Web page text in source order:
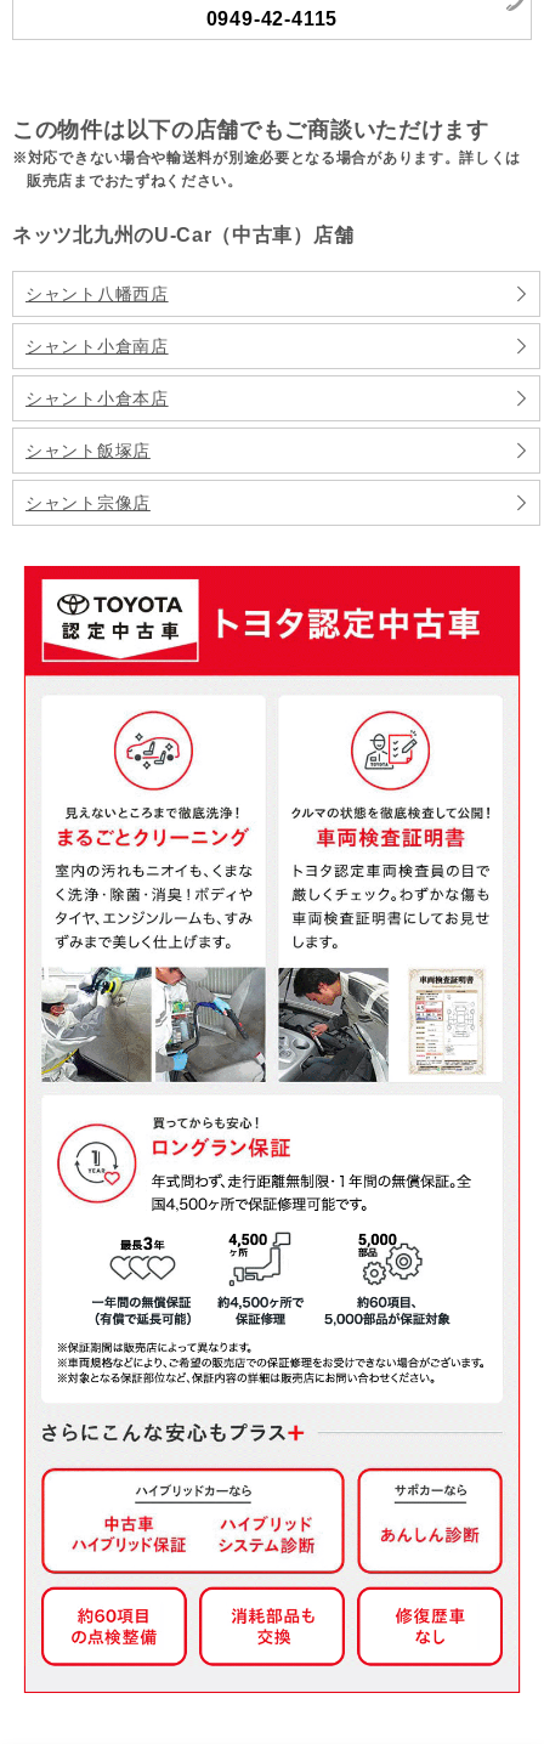
0949-42-4115
この物件は以下の店舗でもご商談いただけます
対応できない場合や輸送料が別途必要となる場合があります。詳しくは
販売店までおたずねください。
ネッツ北九州のU-Car（中古車）店舗
シャント八幡西店
シャント小倉南店
シャント小倉本店
シャント飯塚店
シャント宗像店